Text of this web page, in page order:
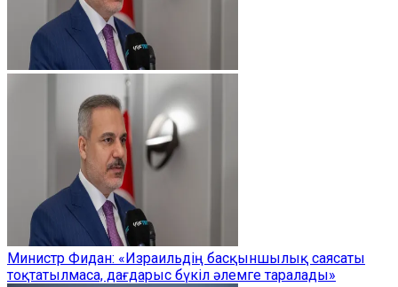
Министр Фидан: «Израильдің басқыншылық саясаты
тоқтатылмаса, дағдарыс бүкіл әлемге таралады»